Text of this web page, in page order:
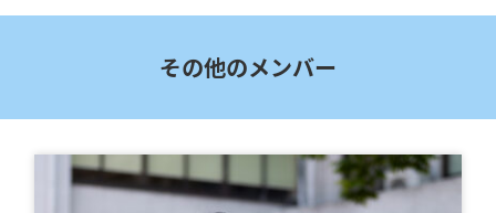
その他のメンバー